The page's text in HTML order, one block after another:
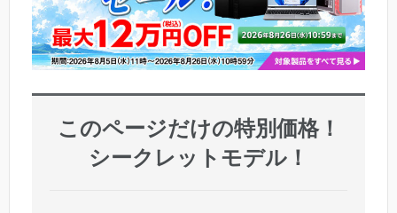
このページだけの特別価格！
シークレットモデル！